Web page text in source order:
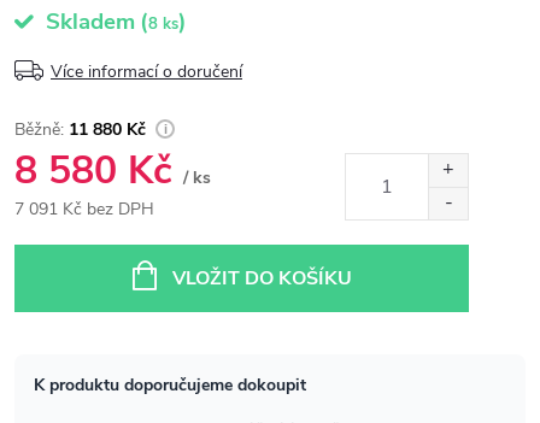
Skladem (8 ks)
Více informací o doručení
11 880 Kč
8 580 Kč / ks
7 091 Kč bez DPH
VLOŽIT DO KOŠÍKU